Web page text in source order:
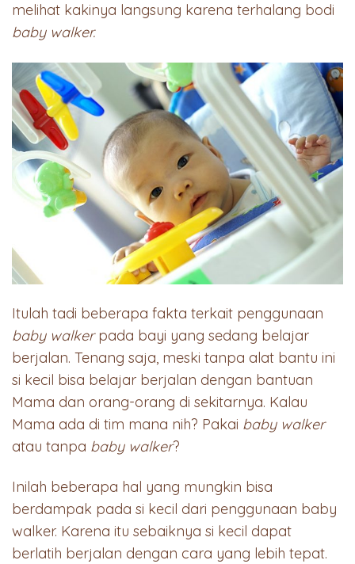
melihat kakinya langsung karena terhalang bodi
baby walker.
Itulah tadi beberapa fakta terkait penggunaan
baby walkerpada bayi yang sedang belajar
berjalan. Tenang saja, meski tanpa alat bantu ini
si kecil bisa belajar berjalan dengan bantuan
Mama dan orang-orang di sekitarnya. Kalau
Mama ada di tim mana nih? Pakai baby walker
atau tanpa baby walker?
Inilah beberapa hal yang mungkin bisa
berdampak pada si kecil dari penggunaan baby
walker. Karena itu sebaiknya si kecil dapat
berlatih berjalan dengan cara yang lebih tepat.